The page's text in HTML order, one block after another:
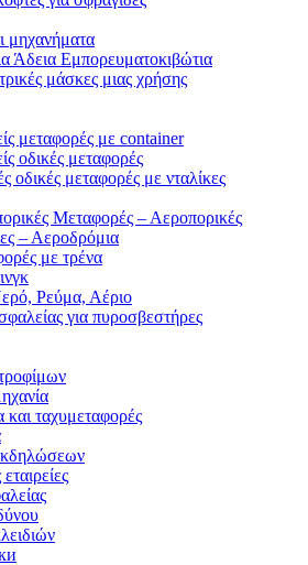
μηχανήματα
Άδεια Εμπορευματοκιβώτια
μάσκες μιας χρήσης
μεταφορές με container
οδικές μεταφορές
οδικές μεταφορές με νταλίκες
Μεταφορές – Αεροπορικές
– Αεροδρόμια
με τρένα
Ρεύμα, Αέριο
για πυροσβεστήρες
και ταχυμεταφορές